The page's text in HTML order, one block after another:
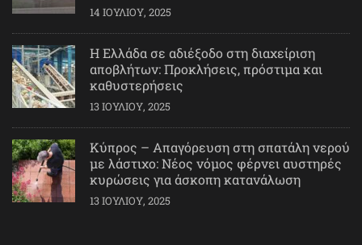
14 ΙΟΥΛΊΟΥ, 2025
Η Ελλάδα σε αδιέξοδο στη διαχείριση
αποβλήτων: Προκλήσεις, πρόστιμα και
καθυστερήσεις
13 ΙΟΥΛΊΟΥ, 2025
Κύπρος – Απαγόρευση στη σπατάλη νερού
με λάστιχο: Νέος νόμος φέρνει αυστηρές
κυρώσεις για άσκοπη κατανάλωση
13 ΙΟΥΛΊΟΥ, 2025